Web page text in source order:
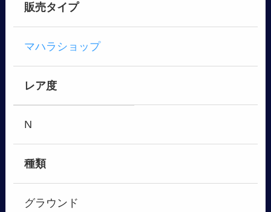
販売タイプ
マハラショップ
レア度
N
種類
グラウンド